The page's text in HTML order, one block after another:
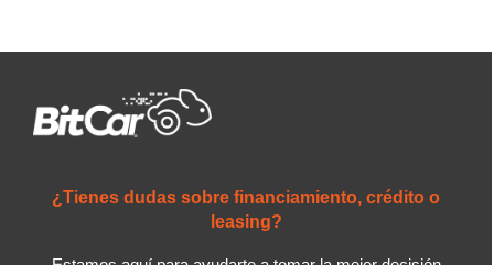
¿Tienes dudas sobre financiamiento, crédito o
leasing?